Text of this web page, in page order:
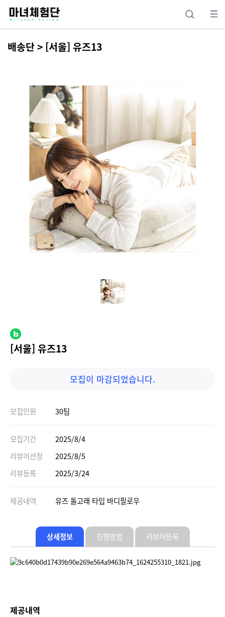
배송단 > [서울] 유즈13
[서울] 유즈13
모집이 마감되었습니다.
모집인원 30팀
모집기간
2025/8/4
리뷰어선정
2025/8/5
리뷰등록
2025/3/24
제공내역 유즈 돌고래 타입 바디필로우
상세정보 진행방법 리뷰어등록
제공내역